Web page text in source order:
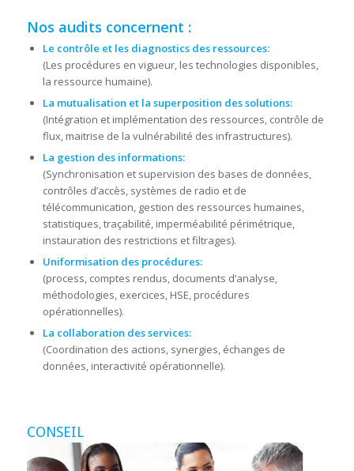
Nos audits concernent :
Le contrôle et les diagnostics des ressources:
(Les procédures en vigueur, les technologies disponibles,
la ressource humaine).
La mutualisation et la superposition des solutions:
(Intégration et implémentation des ressources, contrôle de
flux, maitrise de la vulnérabilité des infrastructures).
La gestion des informations:
(Synchronisation et supervision des bases de données,
contrôles d’accès, systèmes de radio et de
télécommunication, gestion des ressources humaines,
statistiques, traçabilité, imperméabilité périmétrique,
instauration des restrictions et filtrages).
Uniformisation des procédures:
(process, comptes rendus, documents d’analyse,
méthodologies, exercices, HSE, procédures
opérationnelles).
La collaboration des services:
(Coordination des actions, synergies, échanges de
données, interactivité opérationnelle).
CONSEIL